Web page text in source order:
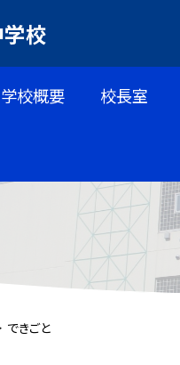
校
学校概要 校長室
できごと